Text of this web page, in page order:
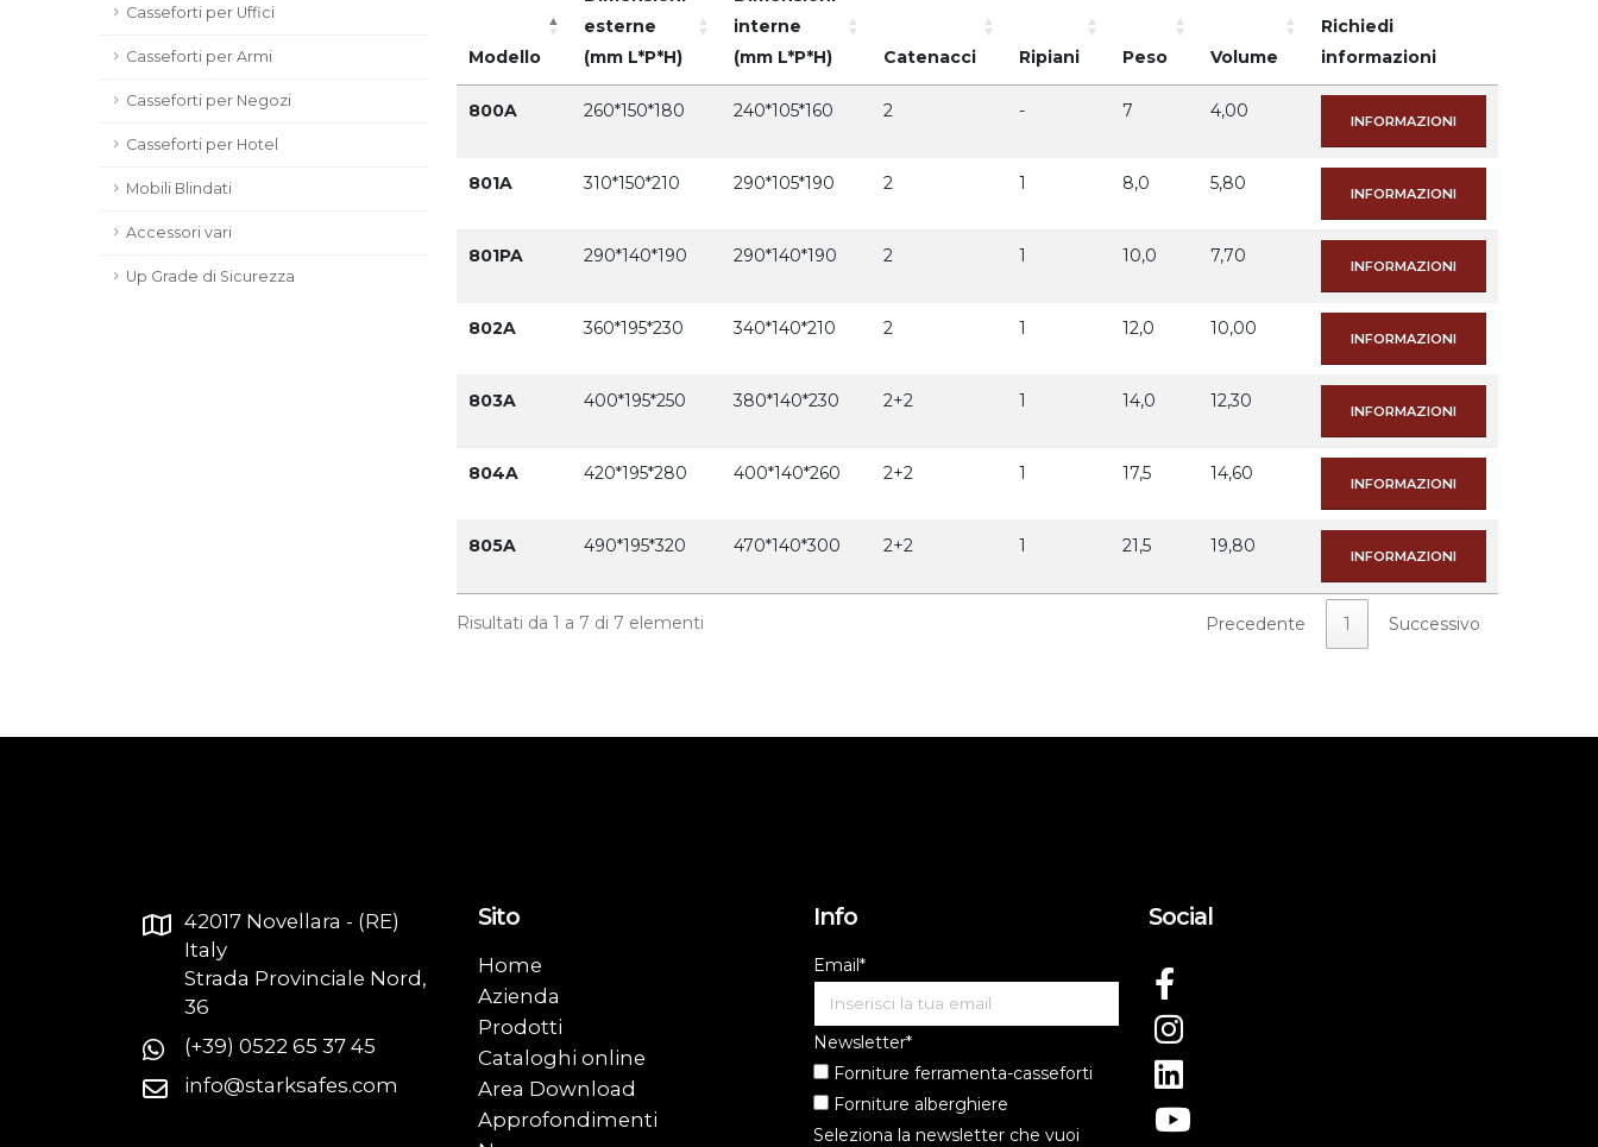
Casseforti per Uffici
Casseforti per Armi
Casseforti per Negozi
Casseforti per Hotel
Mobili Blindati
Accessori vari
Up Grade di Sicurezza
Modello
esterne
(mm L*P*H)
interne
(mm L*P*H)
Catenacci Ripiani Peso Volume
Richiedi
informazioni
800A 260*150*180 240*105*160 2 - 7 4,00 INFORMAZIONI
801A 310*150*210 290*105*190 2 1 8,0 5,80 INFORMAZIONI
801PA 290*140*190 290*140*190 2 1 10,0 7,70 INFORMAZIONI
802A 360*195*230 340*140*210 2 1 12,0 10,00 INFORMAZIONI
803A 400*195*250 380*140*230 2+2 1 14,0 12,30 INFORMAZIONI
804A 420*195*280 400*140*260 2+2 1 17,5 14,60 INFORMAZIONI
805A 490*195*320 470*140*300 2+2 1 21,5 19,80 INFORMAZIONI
Risultati da 1 a 7 di 7 elementi Precedente 1 Successivo
42017 Novellara - (RE)
Italy
Strada Provinciale Nord,
36
(+39) 0522 65 37 45
info@starksafes.com
Sito
Home
Azienda
Prodotti
Cataloghi online
Area Download
Approfondimenti
Info
Email*
Newsletter*
Forniture ferramenta-casseforti
Forniture alberghiere
Seleziona la newsletter che vuoi
Social